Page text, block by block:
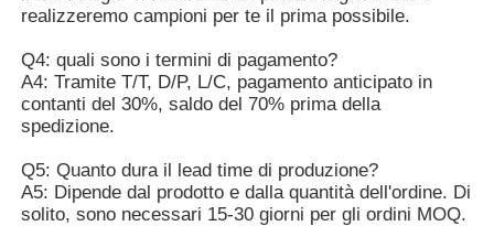
realizzeremo campioni per te il prima possibile.
Q4: quali sono i termini di pagamento?
A4: Tramite T/T, D/P, L/C, pagamento anticipato in
contanti del 30%, saldo del 70% prima della
spedizione.
Q5: Quanto dura il lead time di produzione?
A5: Dipende dal prodotto e dalla quantità dell'ordine. Di
solito, sono necessari 15-30 giorni per gli ordini MOQ.